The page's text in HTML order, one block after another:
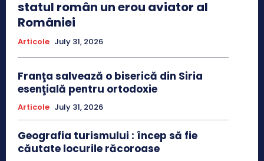
statul român un erou aviator al
României
Articole July 31, 2026
Franţa salvează o biserică din Siria
esenţială pentru ortodoxie
Articole July 31, 2026
Geografia turismului : încep să fie
căutate locurile răcoroase